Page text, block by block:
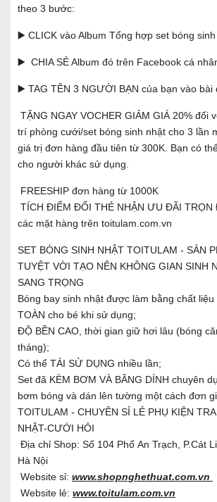
theo 3 bước:
▶️ CLICK vào Album Tổng hợp set bóng
▶️ CHIA SẺ Album đó trên Facebook cá
▶️ TAG TÊN 3 NGƯỜI BẠN của bạn vào bài
TẶNG NGAY VOCHER GIẢM GIÁ 20% đối
trí phòng cưới/set bóng sinh nhật cho 3 lần
giá trị đơn hàng đầu tiên từ 300K. Bạn có
cho người khác sử dụng.
FREESHIP đơn hàng từ 1000K
TÍCH ĐIỂM ĐỔI THẺ NHẬN ƯU ĐÃI TRỌN
các mặt hàng trên toitulam.com.vn
SET BÓNG SINH NHẬT TOITULAM - SẢN
TUYỆT VỜI TẠO NÊN KHÔNG GIAN SINH
SANG TRỌNG
Bóng bay sinh nhật được làm bằng chất liệu
TOÀN cho bé khi sử dụng;
ĐỘ BỀN CAO, thời gian giữ hơi lâu (bóng
tháng);
Có thể TÁI SỬ DỤNG nhiều lần;
Set đã KÈM BƠM VÀ BĂNG DÍNH chuyên
bơm bóng và dán lên tường một cách đơn
TOITULAM - CHUYÊN SỈ LẺ PHỤ KIỆN
NHẬT-CƯỚI HỎI
Địa chỉ Shop: Số 104 Phố An Trạch, P.Cát
Hà Nội
Website sỉ: www.shopnghethuat.com.vn
Website lẻ: www.toitulam.com.vn